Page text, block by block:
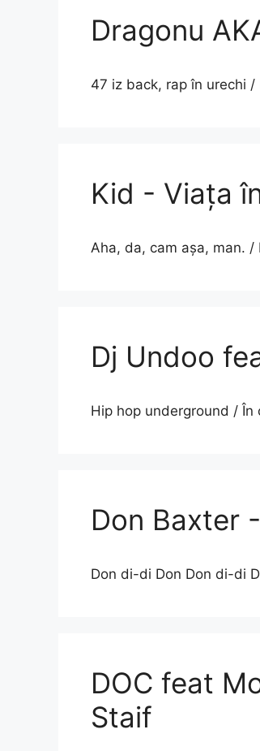
Dragonu
47 iz back, rap în urechi
Kid - Viața
Aha, da, cam așa, man.
Dj Undoo
Hip hop underground /
Don Baxter
Don di-di Don Don di-di
DOC feat
Staif